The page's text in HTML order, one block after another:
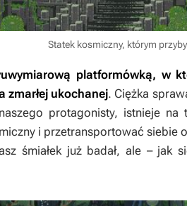
Statek kosmiczny, którym
platformówką, w
zmarłej ukochanej. Ciężka
protagonisty, istnieje
i przetransportować siebie
śmiałek już badał, ale – jak